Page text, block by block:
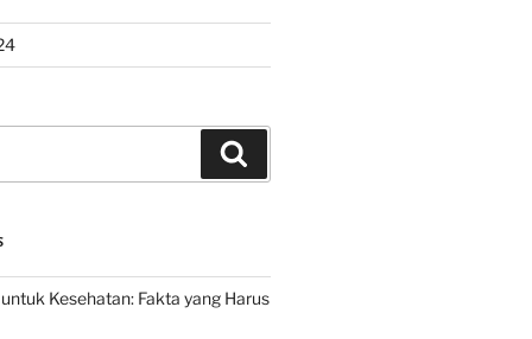
Kesehatan: Fakta yang Harus